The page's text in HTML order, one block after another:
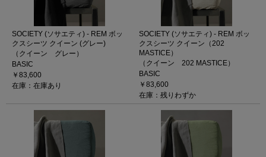
SOCIETY (ソサエティ) - REM ボッ
クスシーツ クイーン (グレー)
（クイーン グレー）
BASIC
￥83,600
在庫：在庫あり
SOCIETY (ソサエティ) - REM ボッ
クスシーツ クイーン（202
MASTICE）
（クイーン 202 MASTICE）
BASIC
￥83,600
在庫：残りわずか